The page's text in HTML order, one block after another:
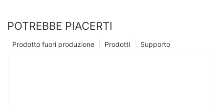
POTREBBE PIACERTI
Supporto
Prodotti
Prodotto fuori produzione